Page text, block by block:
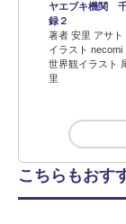
ヤエブキ機関
録２
著者 安里 アサト
イラスト necomi
世界観イラスト
里
こちらもおす